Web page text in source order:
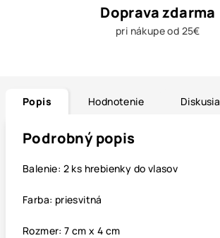
Doprava zdarma
pri nákupe od 25€
Popis Hodnotenie Diskusia
Podrobný popis
Balenie: 2 ks hrebienky do vlasov
Farba: priesvitná
Rozmer: 7 cm x 4 cm